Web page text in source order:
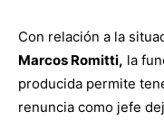
Con relación a la
Marcos Romitti, la
producida permite
renuncia como jefe